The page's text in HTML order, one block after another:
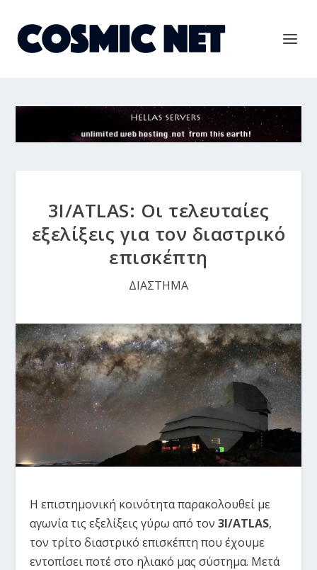
3I/ATLAS: Οι τελευταίες
εξελίξεις για τον διαστρικό
επισκέπτη
ΔΙΑΣΤΗΜΑ
Η επιστημονική κοινότητα παρακολουθεί με
αγωνία τις εξελίξεις γύρω από τον3I/ATLAS,
τον τρίτο διαστρικό επισκέπτη που έχουμε
εντοπίσει ποτέ στο ηλιακό μας σύστημα. Μετά